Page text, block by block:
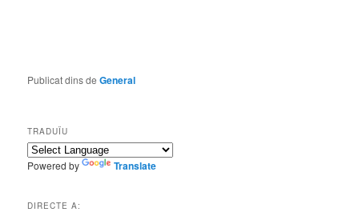
Publicat dins de General
TRADUÏU
Powered by Translate
DIRECTE A: